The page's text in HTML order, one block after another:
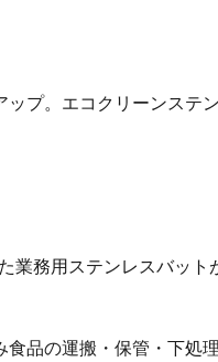
プ。エコクリーンステ
業務用ステンレスバット
品の運搬・保管・下処